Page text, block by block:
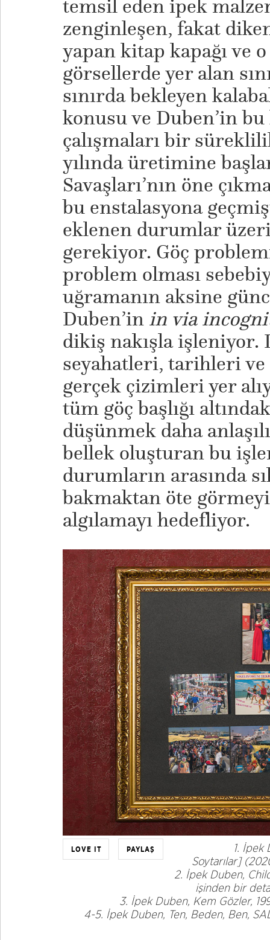
temsil eden ipek
zenginleşen, fakat
yapan kitap kapağı ve
görsellerde yer alan
sınırda bekleyen
konusu ve Duben’in
çalışmaları bir
yılında üretimine
Savaşları’nın öne
bu enstalasyona
eklenen durumlar
gerekiyor. Göç
problem olması
uğramanın aksine
Duben’in in via
dikiş nakışla
seyahatleri, tarihleri ve
gerçek çizimleri yer
tüm göç başlığı
düşünmek daha
bellek oluşturan bu
durumların arasında
bakmaktan öte
algılamayı hedefliyor.
LOVE IT PAYLAŞ
1. İpek
Soytarılar]
2. İpek Duben,
işinden bir
3. İpek Duben, Kem Gözler,
​4-5. İpek Duben, Ten, Beden, Ben,